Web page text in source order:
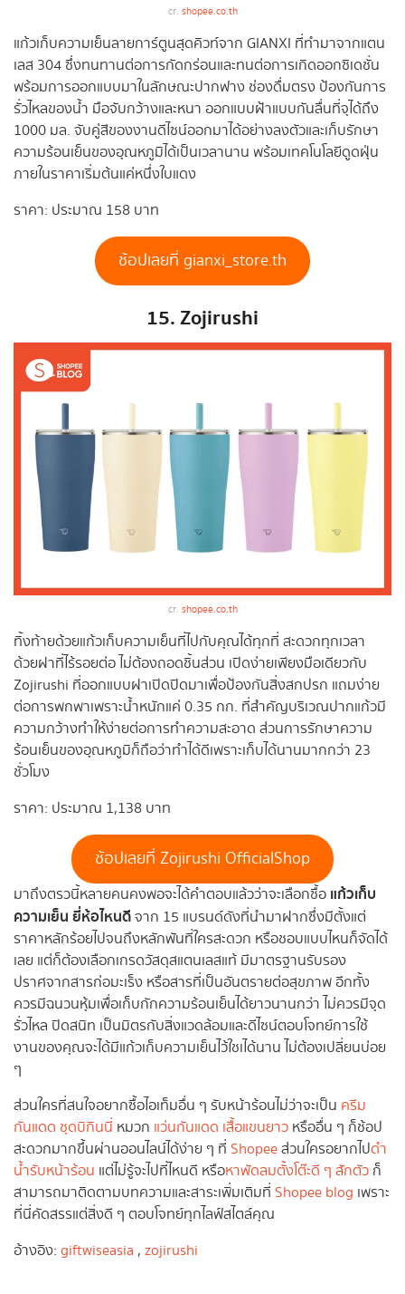
cr. shopee.co.th
แก้วเก็บความเย็นลายการ์ตูนสุดคิวท์จาก GIANXI ที่ทำมาจากแตน
เลส 304 ซึ่งทนทานต่อการกัดกร่อนและทนต่อการเกิดออกซิเดชั่น
พร้อมการออกแบบมาในลักษณะปากฟาง ช่องดื่มตรง ป้องกันการ
รั่วไหลของน้ำ มือจับกว้างและหนา ออกแบบฝ้าแบบกันลื่นที่จุได้ถึง
1000 มล. จับคู่สีของงานดีไซน์ออกมาได้อย่างลงตัวและเก็บรักษา
ความร้อนเย็นของอุณหภูมิได้เป็นเวลานาน พร้อมเทคโนโลยีดูดฝุ่น
ภายในราคาเริ่มต้นแค่หนึ่งใบแดง
ราคา: ประมาณ 158 บาท
ช้อปเลยที่ gianxi_store.th
15. Zojirushi
cr. shopee.co.th
ทิ้งท้ายด้วยแก้วเก็บความเย็นที่ไปกับคุณได้ทุกที่ สะดวกทุกเวลา
ด้วยฝาที่ไร้รอยต่อ ไม่ต้องถอดชิ้นส่วน เปิดง่ายเพียงมือเดียวกับ
Zojirushi ที่ออกแบบฝาเปิดปิดมาเพื่อป้องกันสิ่งสกปรก แถมง่าย
ต่อการพกพาเพราะน้ำหนักแค่ 0.35 กก. ที่สำคัญบริเวณปากแก้วมี
ความกว้างทำให้ง่ายต่อการทำความสะอาด ส่วนการรักษาความ
ร้อนเย็นของอุณหภูมิก็ถือว่าทำได้ดีเพราะเก็บได้นานมากกว่า 23
ชั่วโมง
ราคา: ประมาณ 1,138 บาท
ช้อปเลยที่ Zojirushi OfficialShop
มาถึงตรวนี้หลายคนคงพอจะได้คำตอบแล้วว่าจะเลือกซื้อ แก้วเก็บ
ความเย็น ยี่ห้อไหนดีจาก 15 แบรนด์ดังที่นำมาฝากซึ่งมีตั้งแต่
ราคาหลักร้อยไปจนถึงหลักพันที่ใครสะดวก หรือชอบแบบไหนก็จัดได้
เลย แต่ก็ต้องเลือกเกรดวัสดุสแตนเลสแท้ มีมาตรฐานรับรอง
ปราศจากสารก่อมะเร็ง หรือสารที่เป็นอันตรายต่อสุขภาพ อีกทั้ง
ควรมีฉนวนหุ้มเพื่อเก็บกักความร้อนเย็นได้ยาวนานกว่า ไม่ควรมีจุด
รั่วไหล ปิดสนิท เป็นมิตรกับสิ่งแวดล้อมและดีไซน์ตอบโจทย์การใช้
งานของคุณจะได้มีแก้วเก็บความเย็นไว้ใชเได้นาน ไม่ต้องเปลี่ยนบ่อย
ๆ
ส่วนใครที่สนใจอยากซื้อไอเท็มอื่น ๆ รับหน้าร้อนไม่ว่าจะเป็น ครีม
กันแดด ชุดบิกินนี่ หมวก แว่นกันแดด เสื้อแขนยาว หรืออื่น ๆ ก็ช้อป
สะดวกมากขึ้นผ่านออนไลน์ได้ง่าย ๆ ที่ Shopeeส่วนใครอยากไปดำ
น้ำรับหน้าร้อน แต่ไม่รู้จะไปที่ไหนดี หรือหาพัดลมตั้งโต๊ะดี ๆ สักตัว ก็
สามารถมาติดตามบทความและสาระเพิ่มเติมที่ Shopee blog เพราะ
ที่นี่คัดสรรแต่สิ่งดี ๆ ตอบโจทย์ทุกไลฟ์สไตล์คุณ
อ้างอิง: giftwiseasia , zojirushi